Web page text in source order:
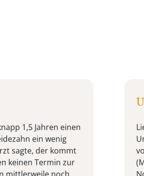
1,5 Jahren einen
ein wenig
sagte, der kommt
keinen Termin zur